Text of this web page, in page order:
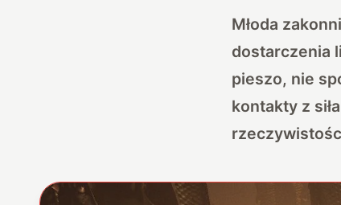
Młoda
dostarczenia
pieszo, nie
kontakty z